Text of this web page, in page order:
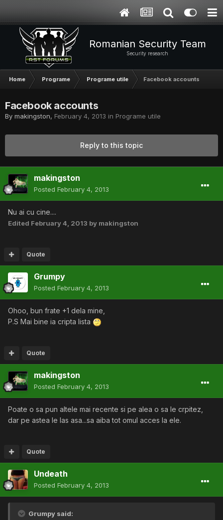
Romanian Security Team
Security research
Home Programe Programe utile Facebook accounts
Facebook accounts
By makingston, February 4, 2013 in Programe utile
Reply to this topic
makingston
Posted February 4, 2013
Nu ai cu cine....
Edited February 4, 2013 by makingston
Quote
Grumpy
Posted February 4, 2013
Ohoo, bun frate +1 dela mine,
P.S Mai bine ia cripta lista
Quote
makingston
Posted February 4, 2013
Poate o sa pun altele mai recente si pe alea o sa le crpitez,
dar pe astea le las asa...sa aiba tot omul acces la ele.
Quote
Undeath
Posted February 4, 2013
Grumpy said: